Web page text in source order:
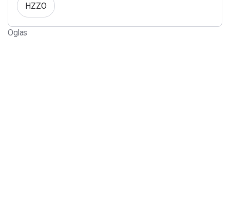
HZZO
Oglas